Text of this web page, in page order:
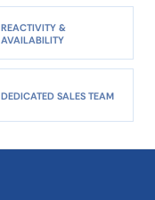
REACTIVITY &
AVAILABILITY
DEDICATED SALES TEAM